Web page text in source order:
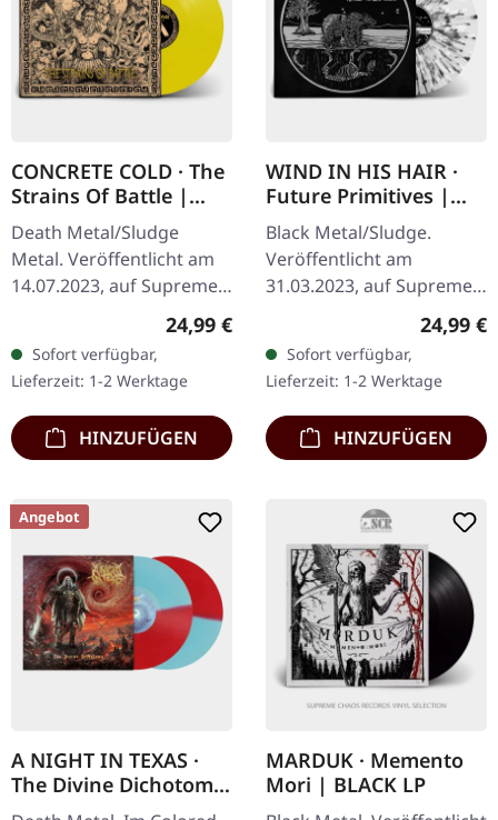
CONCRETE COLD · The
Strains Of Battle |
YELLOW LP
Death Metal/Sludge
Metal. Veröffentlicht am
14.07.2023, auf Supreme
Chaos Records. Gelbes
Vinyl mit Insert und
Download-Code, limitiert
auf 100…
Regulärer Preis:
24,99 €
Sofort verfügbar,
Lieferzeit: 1-2 Werktage
HINZUFÜGEN
WIND IN HIS HAIR ·
Future Primitives |
SPLATTER LP
Black Metal/Sludge.
Veröffentlicht am
31.03.2023, auf Supreme
Chaos Records. SCR-
exklusives Ultra Clear
Vinyl mit schwarzen und
weißen Splattern mit…
24,99 €
Sofort verfügbar,
Lieferzeit: 1-2 Werktage
HINZUFÜGEN
Angebot
A NIGHT IN TEXAS ·
The Divine Dichotomy
| BI-COLOURED DLP
MARDUK · Memento
Mori | BLACK LP